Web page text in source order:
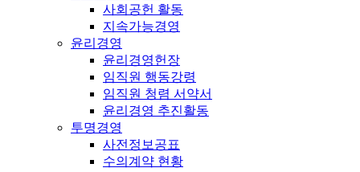
사회공헌 활동
지속가능경영
윤리경영
윤리경영헌장
임직원 행동강령
임직원 청렴 서약서
윤리경영 추진활동
투명경영
사전정보공표
수의계약 현황